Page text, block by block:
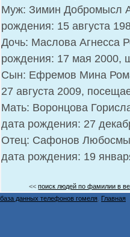
Муж: Зимин Добромысл
рождения: 15 августа
Дочь: Маслова Агнесса
рождения: 17 мая 2000,
Сын: Ефремов Мина
27 августа 2009,
Мать: Воронцова
дата рождения: 27
Отец: Сафонов
дата рождения: 19
<<поиск людей по фамилии в
база данных телефонов гомеля Главная